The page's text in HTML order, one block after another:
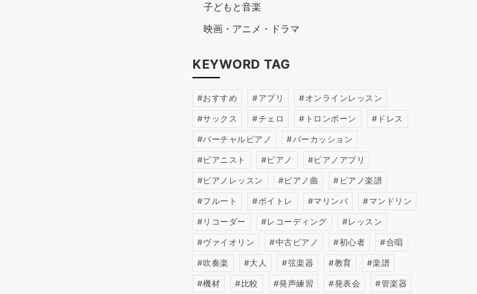
子どもと音楽
映画・アニメ・ドラマ
KEYWORD TAG
おすすめ アプリ
オンラインレッスン
サックス
チェロ トロンボーン
ドレス
バーチャルピアノ
パーカッション
ピアニスト
ピアノ
ピアノアプリ
ピアノレッスン
ピアノ曲
ピアノ楽譜
フルート
ボイトレ マリンバ
マンドリン
リコーダー
レコーディング
レッスン
ヴァイオリン
中古ピアノ 初心者
合唱
吹奏楽
大人 弦楽器 教育
楽譜
機材
比較 発声練習 発表会
管楽器